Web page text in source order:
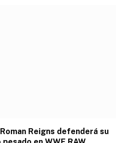
Reigns defenderá su